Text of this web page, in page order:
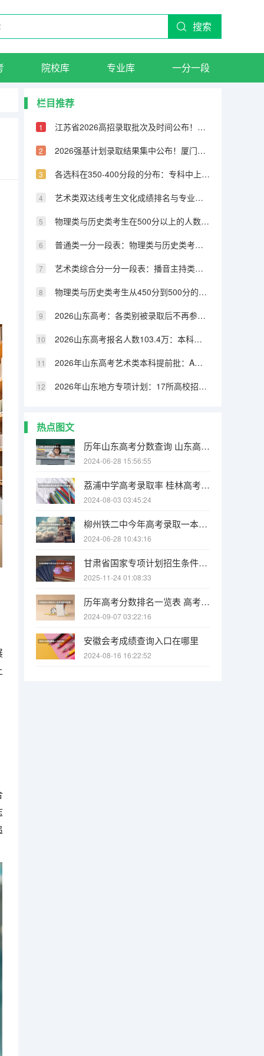
搜索
院校库 专业库 一分一段
栏目推荐
江苏省2026高招录取批次及时间公布！本科提前批7月8日开录，8月11日专科补录结束
2026强基计划录取结果集中公布！厦门大学、西北农林科技大学等校发布录取标准
各选科在350-400分段的分布：专科中上段选科特征分析
艺术类双达线考生文化成绩排名与专业成绩排名的综合应用
物理类与历史类考生在500分以上的人数及占比对比
普通类一分一段表：物理类与历史类考生在各分数段人数差距分析
艺术类综合分一分一段表：播音主持类文化控制线442分，艺术类最高
物理类与历史类考生从450分到500分的晋级率对比
2026山东高考：各类别被录取后不再参加后续志愿填报
2026山东高考报名人数103.4万：本科录取率不足45%
2026年山东高考艺术类本科提前批：A类B类志愿模式详解
2026年山东地方专项计划：17所高校招生3500人
热点图文
历年山东高考分数查询 山东高考成绩在哪查
2024-06-28 15:56:55
荔浦中学高考录取率 桂林高考各校成绩 （普高）
2024-08-03 03:45:24
柳州铁二中今年高考录取一本的人数（23年柳州二中一本人数）
2024-06-28 10:43:16
甘肃省国家专项计划招生条件（甘肃高考政策户籍学籍要求如下:）
2025-11-24 01:08:33
历年高考分数排名一览表 高考各省录取分数线排名榜
2024-09-07 03:22:16
安徽会考成绩查询入口在哪里
2024-08-16 16:22:52